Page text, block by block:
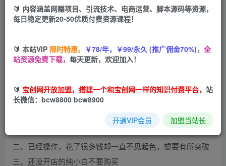
立即购买
一、已经开店，但是不知道如何操作，没有思路没有方向
二、已经操作，花了很多钱却一直不见起色，想要有所突破
三、还没开店的纯小白不要购买
🔰 内容涵盖网赚项目、引流技术、电商运营、脚本源码等资源，
每日稳定更新20-50优质付费资源课程！
🔰 本站VIP 限时特惠， ￥78/年，￥99/永久 (推广佣金70%)， 全
站资源免费下载， 每天更新，欢迎加入！
🔰 宝创网开放加盟，搭建一个和宝创网一样的知识付费平台， 站
长微信：bcw8800 bcw8900
开通VIP会员 加盟当站长